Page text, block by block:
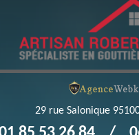
29 rue Salonique